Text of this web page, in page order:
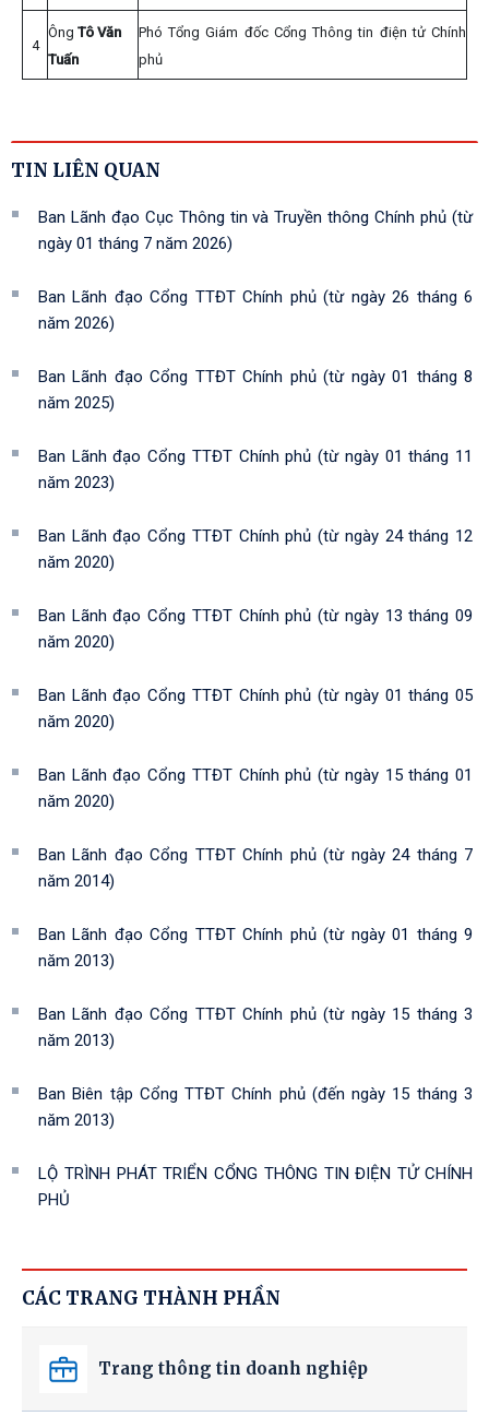
4
Ông Tô Văn
Tuấn
Phó Tổng Giám đốc Cổng Thông tin điện tử Chính
phủ
TIN LIÊN QUAN
Ban Lãnh đạo Cục Thông tin và Truyền thông Chính phủ (từ
ngày 01 tháng 7 năm 2026)
Ban Lãnh đạo Cổng TTĐT Chính phủ (từ ngày 26 tháng 6
năm 2026)
Ban Lãnh đạo Cổng TTĐT Chính phủ (từ ngày 01 tháng 8
năm 2025)
Ban Lãnh đạo Cổng TTĐT Chính phủ (từ ngày 01 tháng 11
năm 2023)
Ban Lãnh đạo Cổng TTĐT Chính phủ (từ ngày 24 tháng 12
năm 2020)
Ban Lãnh đạo Cổng TTĐT Chính phủ (từ ngày 13 tháng 09
năm 2020)
Ban Lãnh đạo Cổng TTĐT Chính phủ (từ ngày 01 tháng 05
năm 2020)
Ban Lãnh đạo Cổng TTĐT Chính phủ (từ ngày 15 tháng 01
năm 2020)
Ban Lãnh đạo Cổng TTĐT Chính phủ (từ ngày 24 tháng 7
năm 2014)
Ban Lãnh đạo Cổng TTĐT Chính phủ (từ ngày 01 tháng 9
năm 2013)
Ban Lãnh đạo Cổng TTĐT Chính phủ (từ ngày 15 tháng 3
năm 2013)
Ban Biên tập Cổng TTĐT Chính phủ (đến ngày 15 tháng 3
năm 2013)
LỘ TRÌNH PHÁT TRIỂN CỔNG THÔNG TIN ĐIỆN TỬ CHÍNH
PHỦ
CÁC TRANG THÀNH PHẦN
Trang thông tin doanh nghiệp